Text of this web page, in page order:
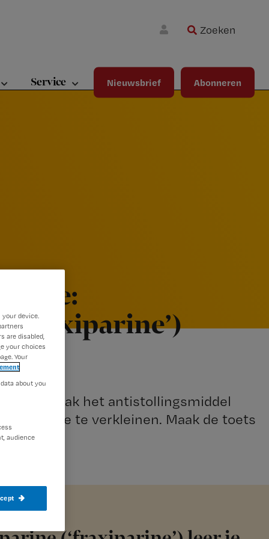
Zoeken
Service Nieuwsbrief Abonneren
vaak het antistollingsmiddel
te verkleinen. Maak de toets
device.
are disabled,
your choices
Your
about you
audience